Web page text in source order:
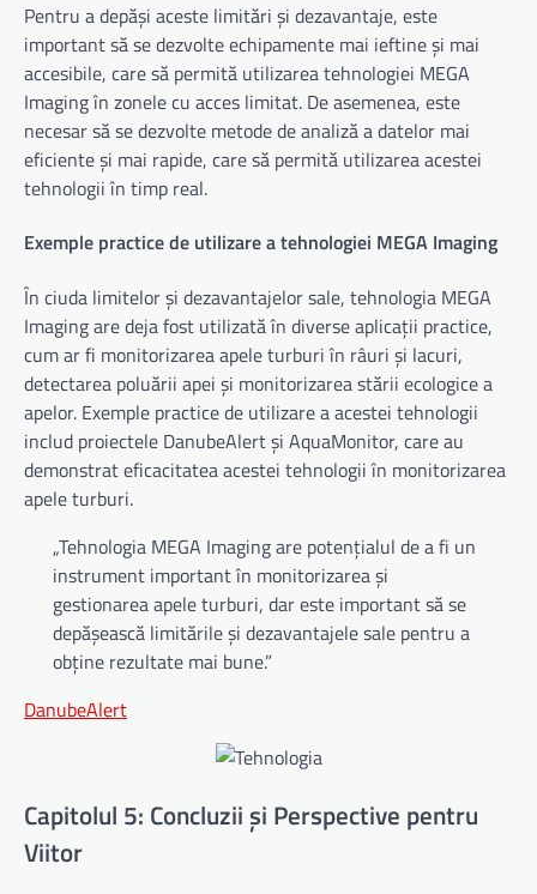
Pentru a depăși aceste limitări și dezavantaje, este
important să se dezvolte echipamente mai ieftine și mai
accesibile, care să permită utilizarea tehnologiei MEGA
Imaging în zonele cu acces limitat. De asemenea, este
necesar să se dezvolte metode de analiză a datelor mai
eficiente și mai rapide, care să permită utilizarea acestei
tehnologii în timp real.
Exemple practice de utilizare a tehnologiei MEGA Imaging
În ciuda limitelor și dezavantajelor sale, tehnologia MEGA
Imaging are deja fost utilizată în diverse aplicații practice,
cum ar fi monitorizarea apele turburi în râuri și lacuri,
detectarea poluării apei și monitorizarea stării ecologice a
apelor. Exemple practice de utilizare a acestei tehnologii
includ proiectele DanubeAlert și AquaMonitor, care au
demonstrat eficacitatea acestei tehnologii în monitorizarea
apele turburi.
„Tehnologia MEGA Imaging are potențialul de a fi un
instrument important în monitorizarea și
gestionarea apele turburi, dar este important să se
depășească limitările și dezavantajele sale pentru a
obține rezultate mai bune.”
DanubeAlert
Capitolul 5: Concluzii și Perspective pentru
Viitor